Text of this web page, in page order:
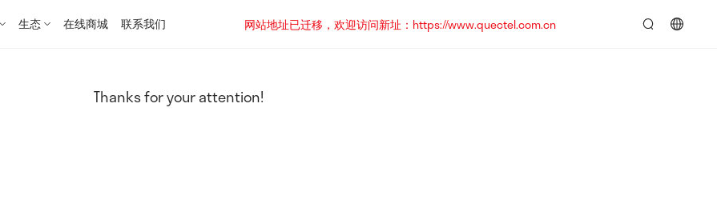
生态 在线商城 联系我们
网站地址已迁移，欢迎访问新址：https://www.quectel.com.cn
Thanks for your attention!